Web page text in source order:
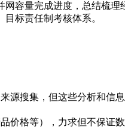
容量完成进度，总结梳
标责任制考核体系。
源搜集，但这些分析和信
价格等），力求但不保证